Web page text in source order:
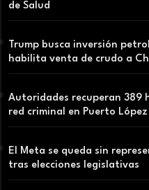
de Salud
Trump busca inversión
habilita venta de crudo a
Autoridades recuperan 389
red criminal en Puerto López
El Meta se queda sin
tras elecciones legislativas